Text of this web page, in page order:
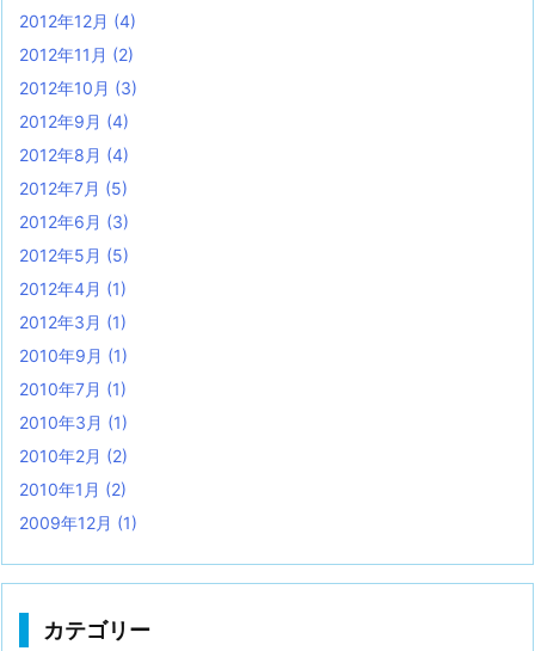
2012年12月 (4)
2012年11月 (2)
2012年10月 (3)
2012年9月 (4)
2012年8月 (4)
2012年7月 (5)
2012年6月 (3)
2012年5月 (5)
2012年4月 (1)
2012年3月 (1)
2010年9月 (1)
2010年7月 (1)
2010年3月 (1)
2010年2月 (2)
2010年1月 (2)
2009年12月 (1)
カテゴリー